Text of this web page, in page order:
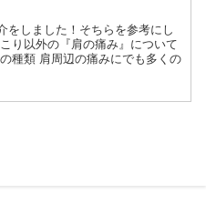
をしました！そちらを参考にし
り以外の『肩の痛み』について
種類 肩周辺の痛みにでも多くの